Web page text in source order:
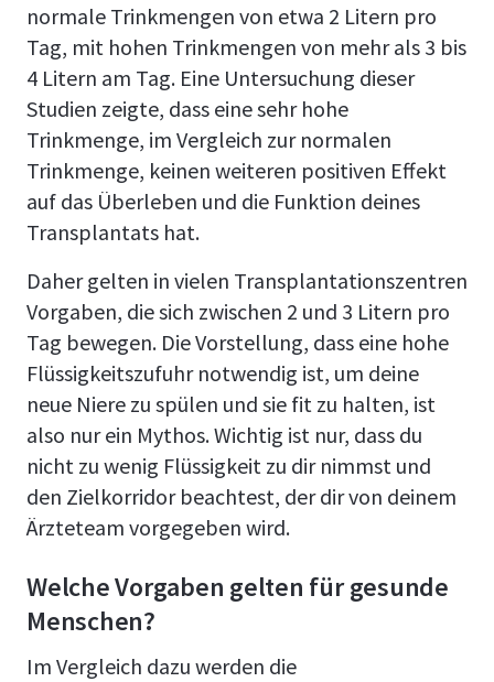
normale Trinkmengen von etwa 2 Litern pro
Tag, mit hohen Trinkmengen von mehr als 3 bis
4 Litern am Tag. Eine Untersuchung dieser
Studien zeigte, dass eine sehr hohe
Trinkmenge, im Vergleich zur normalen
Trinkmenge, keinen weiteren positiven Effekt
auf das Überleben und die Funktion deines
Transplantats hat.
Daher gelten in vielen Transplantationszentren
Vorgaben, die sich zwischen 2 und 3 Litern pro
Tag bewegen. Die Vorstellung, dass eine hohe
Flüssigkeitszufuhr notwendig ist, um deine
neue Niere zu spülen und sie fit zu halten, ist
also nur ein Mythos. Wichtig ist nur, dass du
nicht zu wenig Flüssigkeit zu dir nimmst und
den Zielkorridor beachtest, der dir von deinem
Ärzteteam vorgegeben wird.
Welche Vorgaben gelten für gesunde
Menschen?
Im Vergleich dazu werden die